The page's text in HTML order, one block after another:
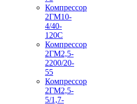
Компрессор
2ГМ10-
4/40-
120С
Компрессор
2ГМ2,5-
2200/20-
55
Компрессор
2ГМ2,5-
5/1,7-